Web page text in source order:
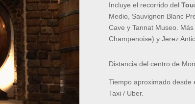
Incluye el recorrido del
Medio, Sauvignon Blanc
Cave y Tannat Museo.
Champenoise) y Jerez
Distancia del centro de
Tiempo aproximado desde
Taxi / Uber.